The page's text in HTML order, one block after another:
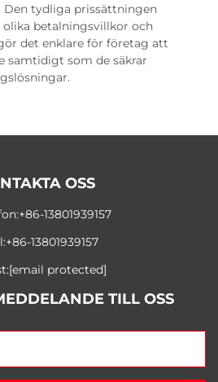
Den tydliga prissättningen
betalningsvillkor och
det enklare för företag att
samtidigt som de säkrar
OSS
+86-13801939157
+86-13801939157
[email protected]
TILL OSS